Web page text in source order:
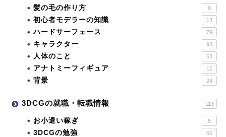
髪の毛の作り方 9
初心者モデラーの知識 13
ハードサーフェース 79
キャラクター 93
人体のこと 53
アナトミーフィギュア 12
背景 24
3DCGの就職・転職情報 113
お小遣い稼ぎ 5
3DCGの勉強 50